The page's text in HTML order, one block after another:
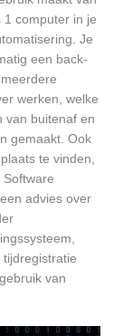
computer in je
Je
een back-
werken, welke
van buitenaf en
gemaakt. Ook
te vinden,
advies over
van